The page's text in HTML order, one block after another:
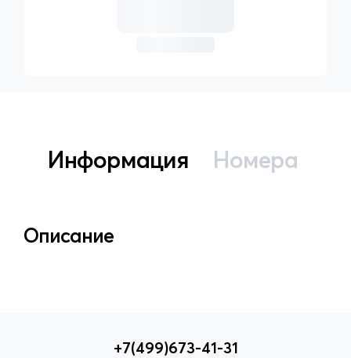
Информация Номера
Описание
+7(499)673-41-31